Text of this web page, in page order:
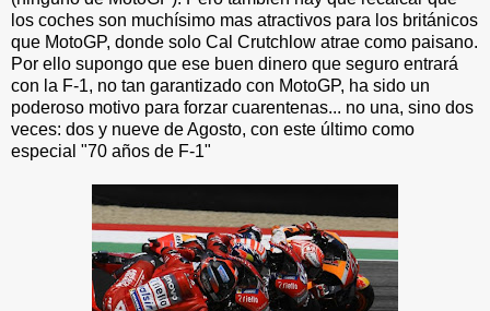
los coches son muchísimo mas atractivos para los británicos
que MotoGP, donde solo Cal Crutchlow atrae como paisano.
Por ello supongo que ese buen dinero que seguro entrará
con la F-1, no tan garantizado con MotoGP, ha sido un
poderoso motivo para forzar cuarentenas... no una, sino dos
veces: dos y nueve de Agosto, con este último como
especial "70 años de F-1"